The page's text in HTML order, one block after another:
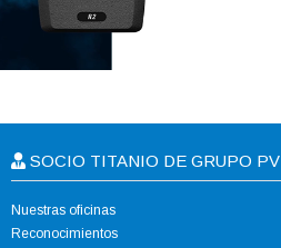
SOCIO TITANIO DE GRUPO PV
Nuestras oficinas
Reconocimientos